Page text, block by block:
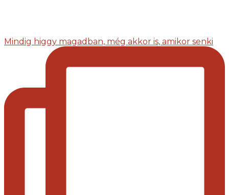
Mindig higgy magadban, még akkor is, amikor senki